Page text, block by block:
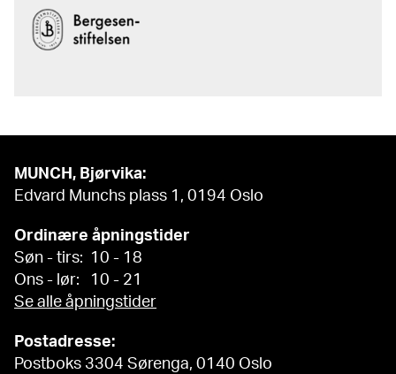
MUNCH, Bjørvika:
Edvard Munchs plass 1, 0194 Oslo
Ordinære åpningstider
Søn - tirs: 10 - 18
Ons - lør: 10 - 21
Se alle åpningstider
Postadresse:
Postboks 3304 Sørenga, 0140 Oslo